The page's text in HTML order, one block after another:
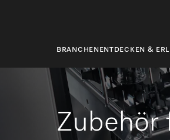
BRANCHEN ENTDECKEN &
Zubehör